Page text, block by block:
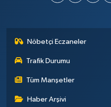
Nöbetçi Eczaneler
Trafik Durumu
Tüm Manşetler
Haber Arşivi